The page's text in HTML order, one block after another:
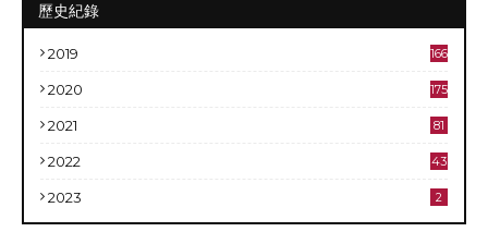
歷史紀錄
2019 166
2020 175
2021 81
2022 43
2023 2